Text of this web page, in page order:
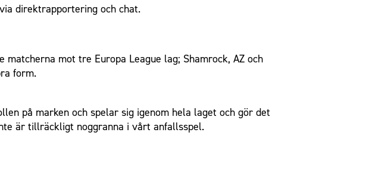
direktrapportering och chat.
mot tre Europa League lag; Shamrock, AZ och
form.
på marken och spelar sig igenom hela laget och gör det
är tillräckligt noggranna i vårt anfallsspel.